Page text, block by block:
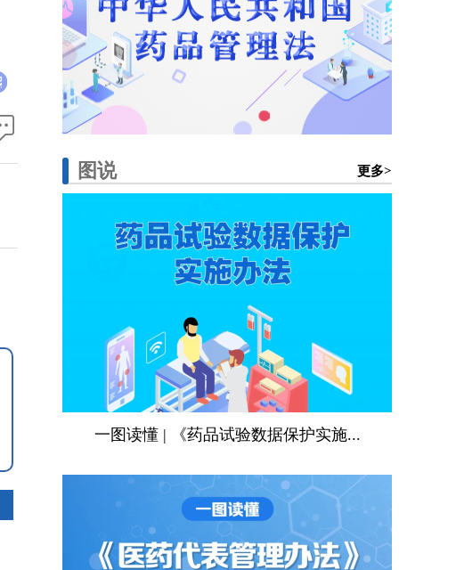
图说 更多>
一图读懂 | 《药品试验数据保护实施...